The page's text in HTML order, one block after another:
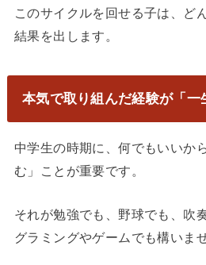
このサイクルを回せる子は、ど
結果を出します。
本気で取り組んだ経験が「一
中学生の時期に、何でもいいか
む」ことが重要です。
それが勉強でも、野球でも、吹
グラミングやゲームでも構いませ